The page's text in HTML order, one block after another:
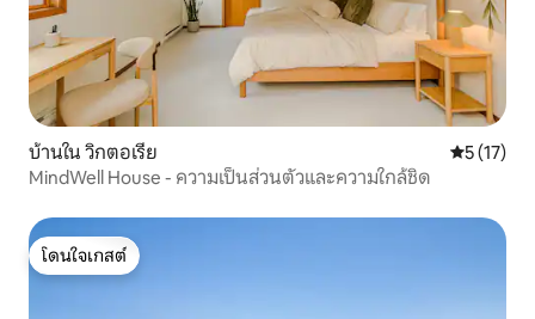
บ้านใน วิกตอเรีย คะแนนเฉลี่
5 (17)
MindWell House - ความเป็นส่วนตัวและความใกล้ชิด
โดนใจเกสต์
โดนใจเกสต์